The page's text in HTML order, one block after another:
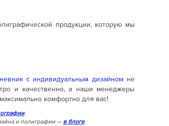
продукции, которую мы
с индивидуальным дизайном не
и качественно, а наши менеджеры
комфортно для вас!
.
и полиграфии — в блоге.